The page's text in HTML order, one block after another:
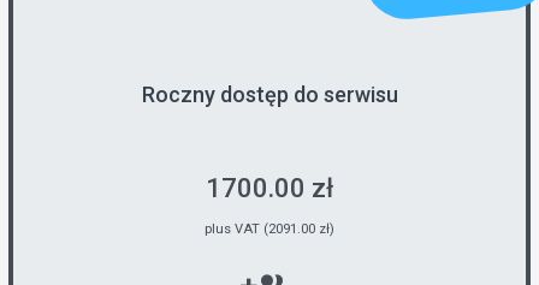
Roczny dostęp do serwisu
1700.00 zł
plus VAT (2091.00 zł)